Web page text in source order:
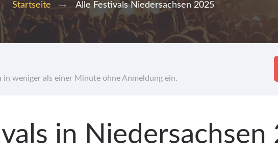
Startseite Alle Festivals Niedersachsen 2025
weniger als einer Minute ohne Anmeldung ein.
in Niedersachsen